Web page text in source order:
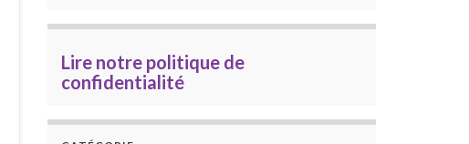
Lire notre politique de
confidentialité